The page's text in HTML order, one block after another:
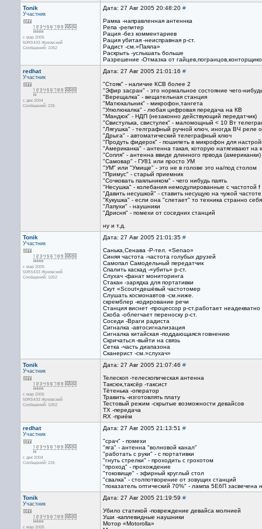
Tonik
Участник
с мар 2005
50RS433 Жуковский
Сообщений: 1052
Дата: 27 Авг 2005 20:48:20 #
Рамка -направленная антеннка
Репа -репитер
Рация -без комментариев
Рация убитая -неисправная р-ст.
Радист -см.»Паяла»
Раскрыть -услышать больше
Разрешение -Отмазка от
redhat
Участник
с дек 2004
Сообщений: 226
Дата: 27 Авг 2005 21:01:16 #
"Стояк" - наличие КСВ более 2
"Эфир засран" - это нормальное состояние чего-
"Верещалка" - вещательная станция
"Матюкальник" - микрофон,тангета
"Улюлюкалка" - любая цифровая передача на КВ
"Мандюк" - НДП (незаконно действующий передатчик)
"Свистулька, свистулек" - маломощный < 10 Вт
"Лягушка" - телграфный ручной ключ, иногда ВЧ реле
"Дрыга" - автоматический телеграфный ключ
"Продуть фидерок" - пошипеть в микрофон для
"Американка" - антенна такая, которую натягивают на
"Сопля" - антенна ввиде длинного првода (американки)
"Самовар" - ГУ81 или просто УМ
"УМ" или "Умище" - это не в голове это на/под столом
"Примус" - старый приемник
"Сочковать паяльником" - чего нибудь паять
"Несушка" - колебания немодулированные с частотой f
"Давить несушкой" - ставить несущую на чужой частоте
"Кукушка" - если она "слетает" то техника странно
"Лапухи" - наушники
"Дрисня" - помехи от соседних станций
ну и т.д.
Tonik
Участник
с мар 2005
50RS433 Жуковский
Сообщений: 1052
Дата: 27 Авг 2005 21:01:35 #
Санька,Сенава -Р-тел. «Senao»
Синяя частота -частота голубых друзей
Самопал Самодельный передатчик
Спалить каскад -«убить» р-ст.
Слухач -фанат мониторинга
Стакан -зарядка для портативки
Скут «Scout»дешёвый частотомер
Слушать космонавтов -см.ниже.
скремблер -кодирование речи
Станция виснет -процессор р-ст.работает неадекватно
Скоба -облегчает переноску р-ст.
Соседи -Враги радиста
Сигналка -автосигнализация
Сигналка китайская -поддающаяся говнению
Скричаться -выйти на связь
Сетка -часть диапазона
Сканерист -см.»слухач»
Tonik
Участник
с мар 2005
50RS433 Жуковский
Сообщений: 1052
Дата: 27 Авг 2005 21:07:46 #
Телескоп -телескопическая антенна
Таксюк,таксёр -таксист
Тётенька -оператор
Травить -изготовлять плату
Тестовый режим -скрытые возможности девайсов
TX -передача
RX -приём
redhat
Участник
с дек 2004
Сообщений: 226
Дата: 27 Авг 2005 21:13:51 #
"срач" - помехи
"яга" - антенна "волновой канал"
"работать с руки" - с портативки
"гнуть стрелки" - проходить с грохотом
"проход" - прохождение
"токовище" - эфирный круглый стол
"свалка" - столпотворение от зовущих станций
"показатель оптический 70%" - лампа 5Е6П засвечена
Tonik
Участник
с мар 2005
Дата: 27 Авг 2005 21:19:59 #
Убило статикой -повреждение девайса молнией
Уши -каплевидные наушники
Мотор «Motorolla»